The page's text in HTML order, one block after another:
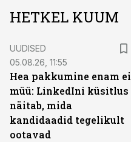
HETKEL KUUM
UUDISED
05.08.26, 11:55
Hea pakkumine enam ei
müü: LinkedIni küsitlus
näitab, mida
kandidaadid tegelikult
ootavad